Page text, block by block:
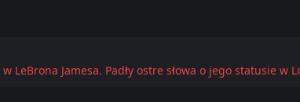
LeBrona Jamesa. Padły ostre słowa o jego statusie w